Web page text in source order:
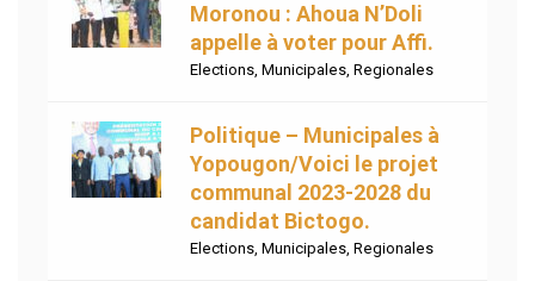
Moronou : Ahoua N’Doli
appelle à voter pour Affi.
Elections, Municipales, Regionales
Politique – Municipales à
Yopougon/Voici le projet
communal 2023-2028 du
candidat Bictogo.
Elections, Municipales, Regionales